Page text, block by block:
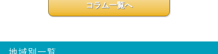
コラム一覧へ
地域別一覧